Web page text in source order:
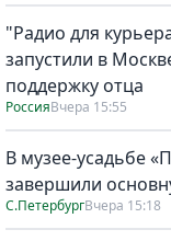
"Радио для
запустили в
поддержку отца
РоссияВчера 15:55
В музее-усадьбе
завершили
С.ПетербургВчера 15:18